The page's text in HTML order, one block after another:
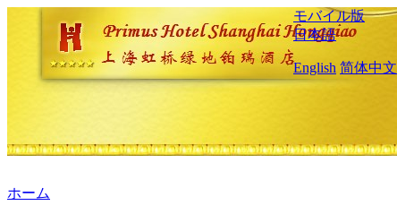
モバイル版
日本語
English 简体中文
ホーム